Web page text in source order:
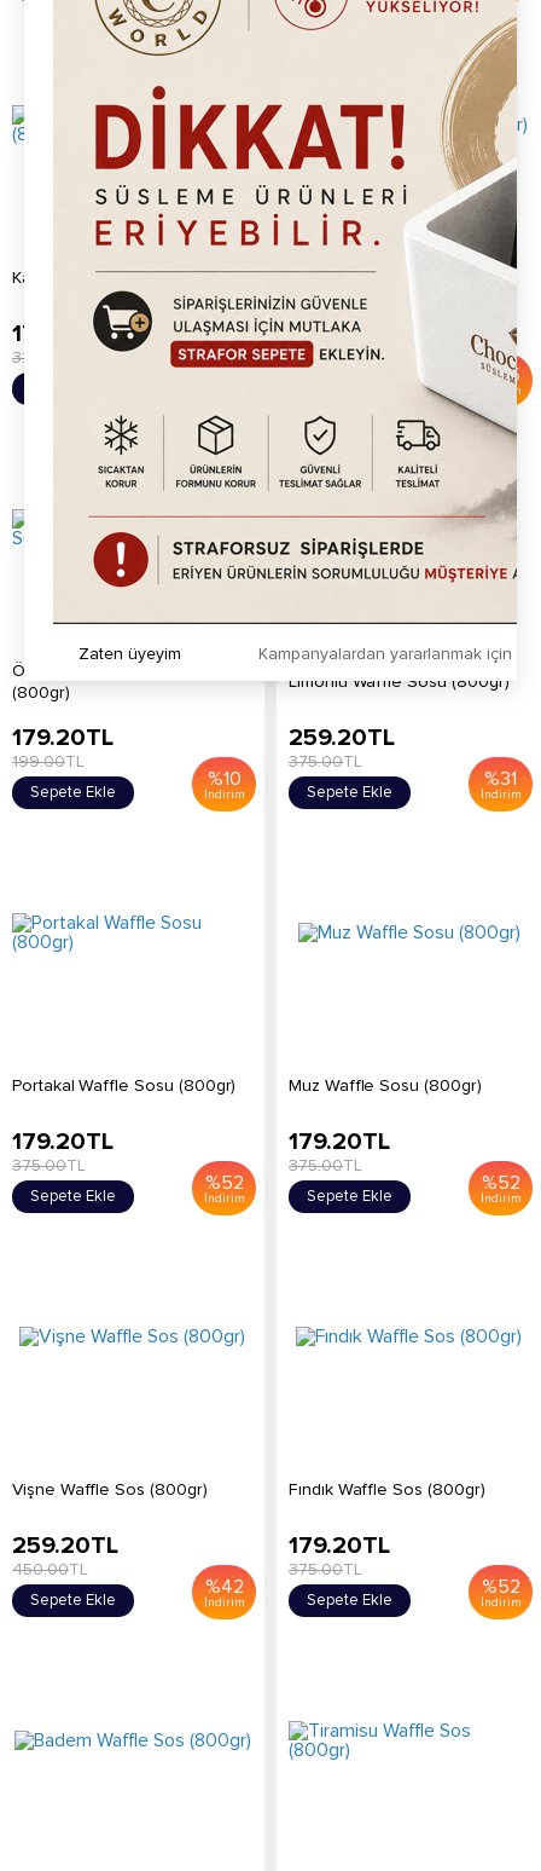
Karamel Waffle Sosu (800gr)
%45
179.20 TL
325.00
Çilekli Waffle Sosu (800gr)
%45
İndirim
179.20
325.00TL
Özel Antep Fıstıklı Waffle Sos
(800gr)
%10
İndirim
179.20TL
199.00TL
Sepete Ekle
Limonlu Waffle Sosu (800gr)
%31
İndirim
259.20TL
375.00TL
Sepete Ekle
Portakal Waffle Sosu (800gr)
%52
İndirim
179.20TL
375.00TL
Sepete Ekle
Muz Waffle Sosu (800gr)
%52
İndirim
179.20TL
375.00TL
Sepete Ekle
Vişne Waffle Sos (800gr)
%42
İndirim
259.20TL
450.00TL
Sepete Ekle
Fındık Waffle Sos (800gr)
%52
İndirim
179.20TL
375.00TL
Sepete Ekle
Kampanyalardan yararlanmak için
Zaten üyeyim